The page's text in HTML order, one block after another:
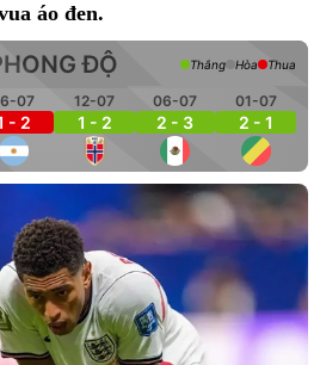
áo đen.
ĐỘ
07
- 2
12-07
1 - 2
06-07
2 - 3
01-07
2 - 1
Thắng Hòa Thua